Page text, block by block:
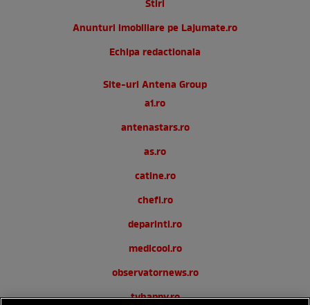
Stiri
Anunturi imobiliare pe Lajumate.ro
Echipa redactionala
Site-uri Antena Group
a1.ro
antenastars.ro
as.ro
catine.ro
chefi.ro
deparinti.ro
medicool.ro
observatornews.ro
tvhappy.ro